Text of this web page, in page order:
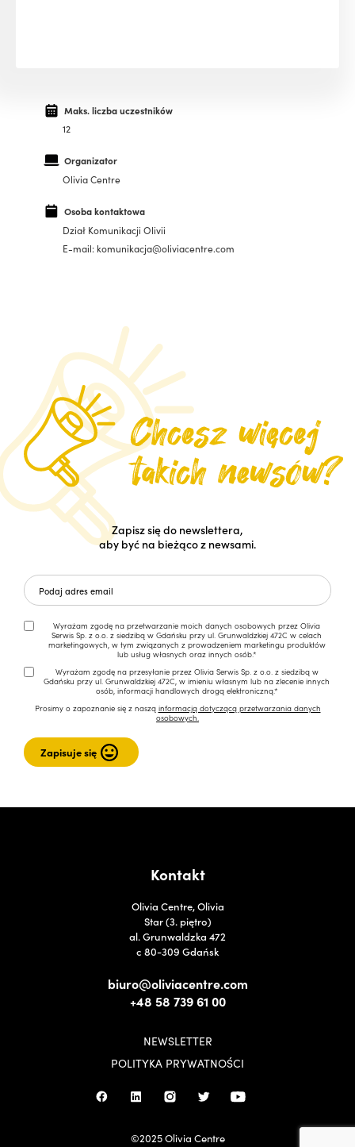
Maks. liczba uczestników
12
Organizator
Olivia Centre
Osoba kontaktowa
Dział Komunikacji Olivii
E-mail: komunikacja@oliviacentre.com
Zapisz się do newslettera,
aby być na bieżąco z newsami.
Wyrażam zgodę na przetwarzanie moich danych osobowych przez Olivia
Serwis Sp. z o.o. z siedzibą w Gdańsku przy ul. Grunwaldzkiej 472C w celach
marketingowych, w tym związanych z prowadzeniem marketingu produktów
lub usług własnych oraz innych osób.*
Wyrażam zgodę na przesyłanie przez Olivia Serwis Sp. z o.o. z siedzibą w
Gdańsku przy ul. Grunwaldzkiej 472C, w imieniu własnym lub na zlecenie innych
osób, informacji handlowych drogą elektroniczną.*
Prosimy o zapoznanie się z naszą informacją dotyczącą przetwarzania danych
osobowych.
Kontakt
Olivia Centre, Olivia
Star (3. piętro)
al. Grunwaldzka 472
c 80-309 Gdańsk
biuro@oliviacentre.com
+48 58 739 61 00
NEWSLETTER
POLITYKA PRYWATNOŚCI
©2025 Olivia Centre